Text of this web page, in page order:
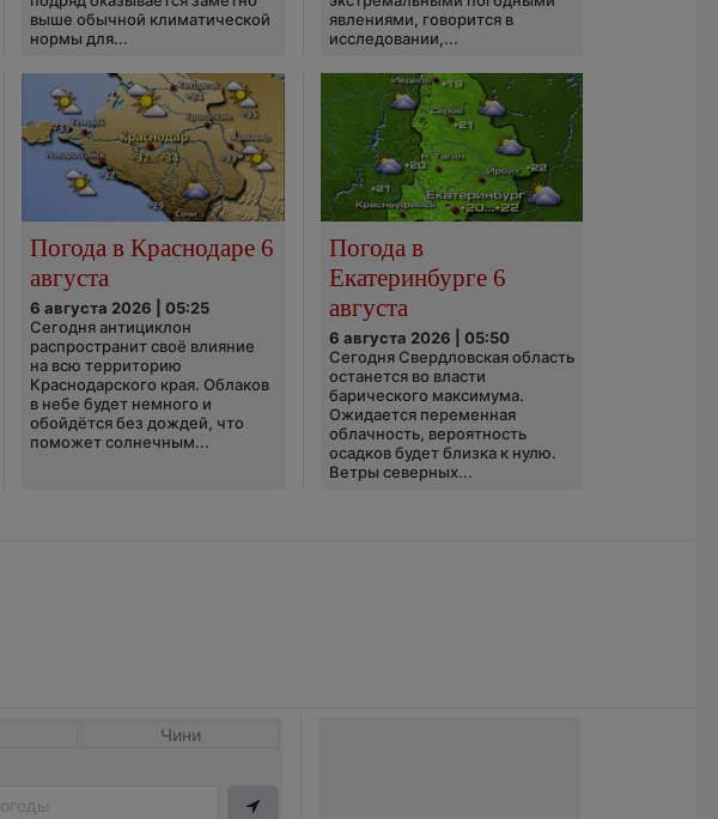
выше обычной климатической
нормы для...
явлениями, говорится в
исследовании,...
Погода в Краснодаре 6
августа
6 августа 2026 | 05:25
Сегодня антициклон
распространит своё влияние
на всю территорию
Краснодарского края. Облаков
в небе будет немного и
обойдётся без дождей, что
поможет солнечным...
Погода в
Екатеринбурге 6
августа
6 августа 2026 | 05:50
Сегодня Свердловская область
останется во власти
барического максимума.
Ожидается переменная
облачность, вероятность
осадков будет близка к нулю.
Ветры северных...
Чини